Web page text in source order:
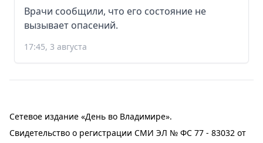
Врачи сообщили, что его состояние не
вызывает опасений.
17:45, 3 августа
Сетевое издание «День во Владимире».
Свидетельство о регистрации СМИ ЭЛ № ФС 77 - 83032 от